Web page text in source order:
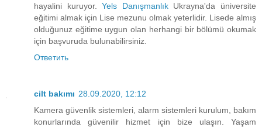
hayalini kuruyor.Yels DanışmanlıkUkrayna'da üniversite
eğitimi almak için Lise mezunu olmak yeterlidir. Lisede almış
olduğunuz eğitime uygun olan herhangi bir bölümü okumak
için başvuruda bulunabilirsiniz.
Ответить
cilt bakımı 28.09.2020, 12:12
Kamera güvenlik sistemleri, alarm sistemleri kurulum, bakım
konurlarında güvenilir hizmet için bize ulaşın. Yaşam